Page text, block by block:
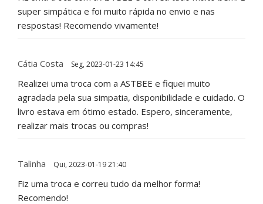
super simpática e foi muito rápida no envio e nas
respostas! Recomendo vivamente!
Cátia Costa Seg, 2023-01-23 14:45
Realizei uma troca com a ASTBEE e fiquei muito
agradada pela sua simpatia, disponibilidade e cuidado. O
livro estava em ótimo estado. Espero, sinceramente,
realizar mais trocas ou compras!
Talinha Qui, 2023-01-19 21:40
Fiz uma troca e correu tudo da melhor forma!
Recomendo!